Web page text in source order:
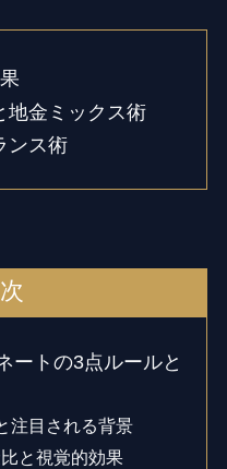
地金ミックス術
ンス術
ートの3点ルールと
注目される背景
と視覚的効果